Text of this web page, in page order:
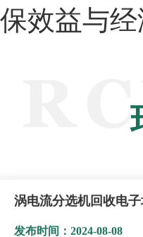
保效益与
涡电流分选机回收电
发布时间：2024-08-08